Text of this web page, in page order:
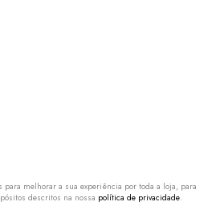
para melhorar a sua experiência por toda a loja, para
descritos na nossa política de privacidade.